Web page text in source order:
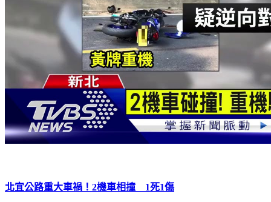
北宜公路重大車禍！2機車相撞 1死1傷